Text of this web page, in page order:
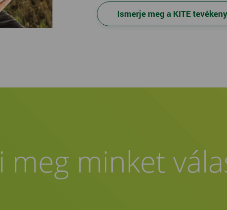
Ismerje meg a KITE
minket